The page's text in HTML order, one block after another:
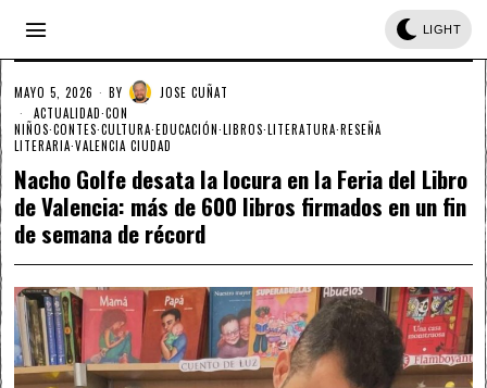
LIGHT
MAYO 5, 2026 BY
JOSE CUÑAT
ACTUALIDAD·CON
NIÑOS·CONTES·CULTURA·EDUCACIÓN·LIBROS·LITERATURA·RESEÑA
LITERARIA·VALENCIA CIUDAD
Nacho Golfe desata la locura en la Feria del Libro
de Valencia: más de 600 libros firmados en un fin
de semana de récord